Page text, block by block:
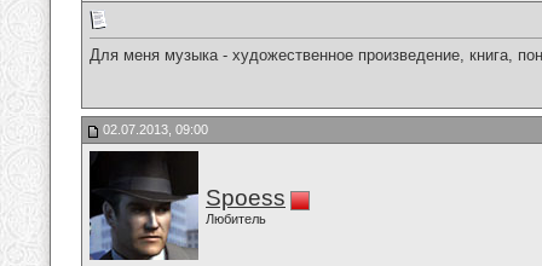
Для меня музыка - художественное произведение, книга,
02.07.2013, 09:00
Spoess
Любитель